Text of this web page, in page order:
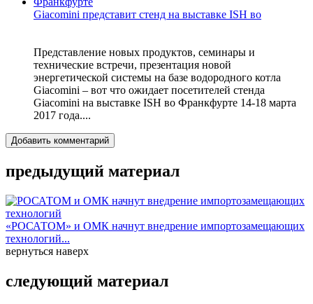
Giacomini представит стенд на выставке ISH во
Представление новых продуктов, семинары и
технические встречи, презентация новой
энергетической системы на базе водородного котла
Giacomini – вот что ожидает посетителей стенда
Giacomini на выставке ISH во Франкфурте 14-18 марта
2017 года....
Добавить комментарий
предыдущий материал
«РОСАТОМ» и ОМК начнут внедрение импортозамещающих
технологий...
вернуться наверх
следующий материал